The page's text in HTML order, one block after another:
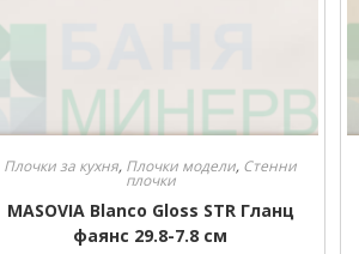
Плочки за кухня, Плочки модели, Стенни
плочки
MASOVIA Blanco Gloss STR Гланц
фаянс 29.8-7.8 см